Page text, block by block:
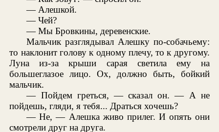
— Алешкой.
— Чей?
— Мы Бровкины, деревенские.
Мальчик разглядывал Алешку по-собачьему:
то наклонит голову к одному плечу, то к другому.
Луна из-за крыши сарая светила ему на
большеглазое лицо. Ох, должно быть, бойкий
мальчик.
— Пойдем греться, — сказал он. — А не
пойдешь, гляди, я тебя... Драться хочешь?
— Не, — Алешка живо прилег. И опять они
смотрели друг на друга.